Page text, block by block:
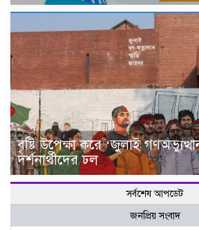
বৃষ্টি উপেক্ষা করে ‘জুলাই
দর্শনার্থীদের ঢল
সর্বশেষ আপডেট
জনপ্রিয় সংবাদ